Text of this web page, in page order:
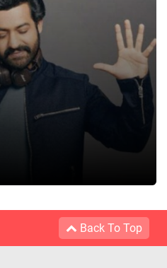
Back To Top